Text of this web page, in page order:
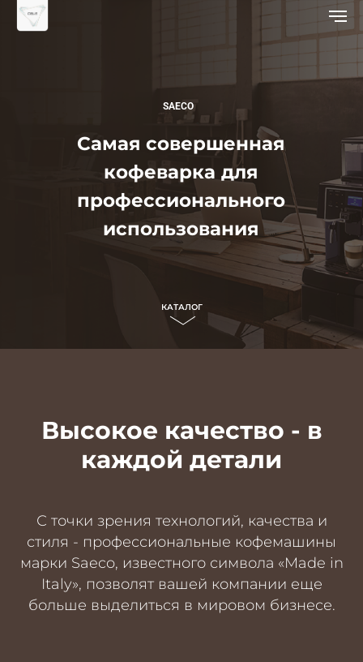
Самая совершенная
кофеварка для
профессионального
использования
КАТАЛОГ
SAECO
Высокое качество - в
каждой детали
С точки зрения технологий, качества и
стиля - профессиональные кофемашины
марки Saeco, известного символа «Made in
Italy», позволят вашей компании еще
больше выделиться в мировом бизнесе.